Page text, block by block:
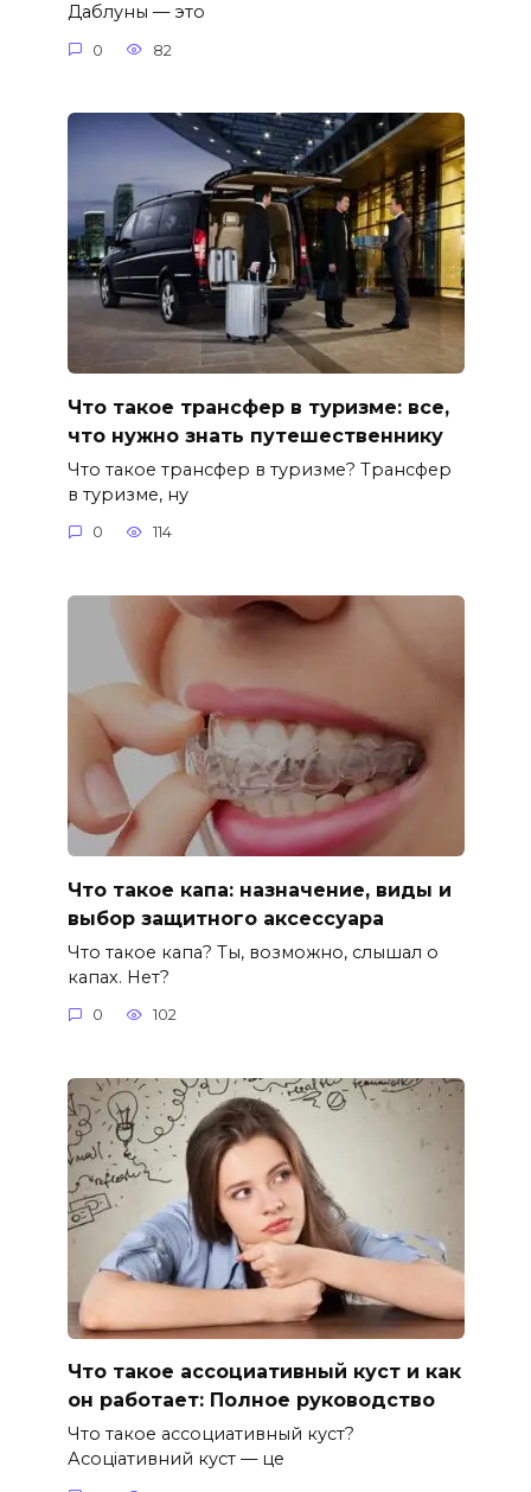
Даблуны — это
0 82
Что такое трансфер в туризме: все,
что нужно знать путешественнику
Что такое трансфер в туризме? Трансфер
в туризме, ну
0 114
Что такое капа: назначение, виды и
выбор защитного аксессуара
Что такое капа? Ты, возможно, слышал о
капах. Нет?
0 102
Что такое ассоциативный куст и как
он работает: Полное руководство
Что такое ассоциативный куст?
Асоціативний куст — це